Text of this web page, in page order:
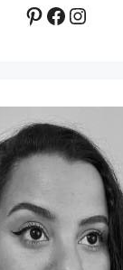
Pinterest